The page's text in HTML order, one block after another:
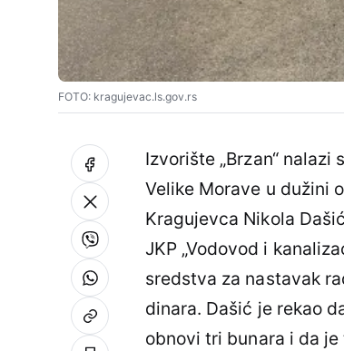
FOTO: kragujevac.ls.gov.rs
Izvorište „Brzan“
Velike Morave u dužini
Kragujevca Nikola
JKP „Vodovod i
sredstva za nastavak
dinara. Dašić je rekao
obnovi tri bunara i da